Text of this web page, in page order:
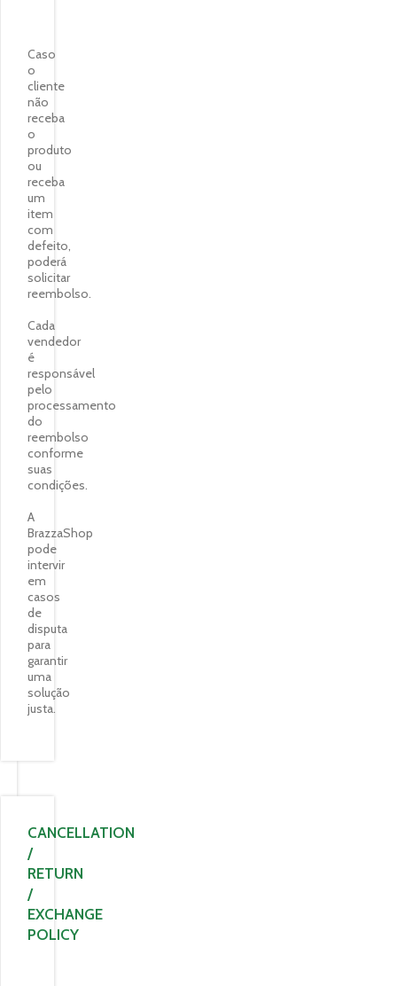
Caso
o
cliente
não
receba
o
produto
ou
receba
um
item
com
defeito,
poderá
solicitar
reembolso.
Cada
vendedor
é
responsável
pelo
processamento
do
reembolso
conforme
suas
condições.
A
BrazzaShop
pode
intervir
em
casos
de
disputa
para
garantir
uma
solução
justa.
CANCELLATION
/
RETURN
/
EXCHANGE
POLICY